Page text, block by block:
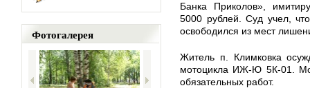
Фотогалерея
Банка Приколов»,
5000 рублей. Суд учел,
освободился из мест
Житель п. Климковка
мотоцикла ИЖ-Ю 5К-01.
обязательных работ.